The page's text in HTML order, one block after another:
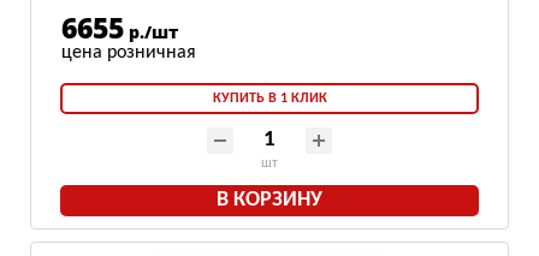
6655 р./шт
КУПИТЬ В 1 КЛИК
шт
В КОРЗИНУ